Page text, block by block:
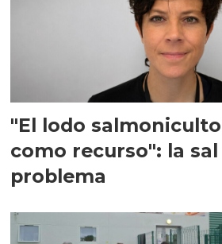
"El lodo
como recurso": la
problema